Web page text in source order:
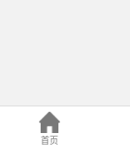
首页